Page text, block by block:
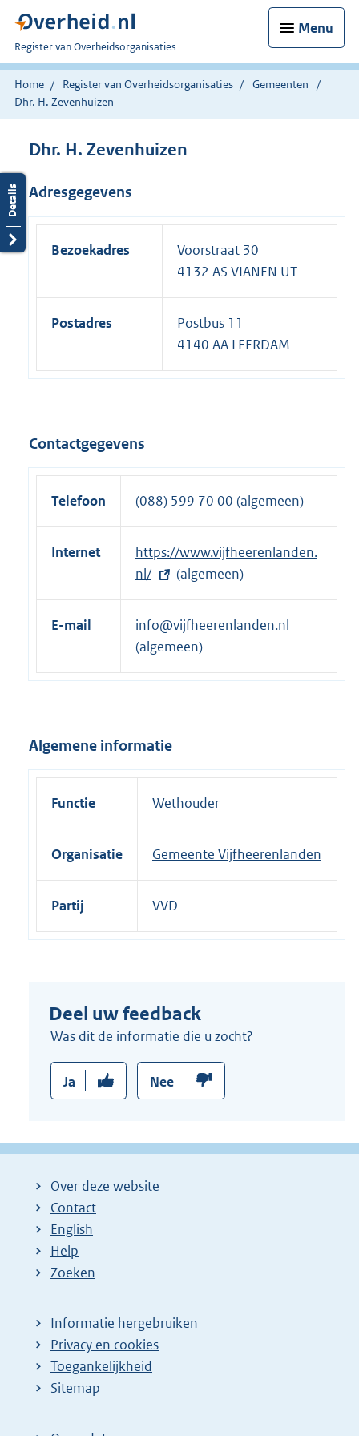
Menu
U
bent
nu
hier:
Register van Overheidsorganisaties
Home Register van Overheidsorganisaties
Gemeenten
Dhr. H. Zevenhuizen
Dhr. H. Zevenhuizen
Adresgegevens
Bezoekadres
Voorstraat 30
4132 AS VIANEN UT
Postadres
Postbus 11
4140 AA LEERDAM
Contactgegevens
Telefoon (088) 599 70 00 (algemeen)
Internet
E
x
t
e
r
e
n
k
https://www.vijfheerenlanden.
nl/
(algemeen)
E-mail
info@vijfheerenlanden.nl
(algemeen)
Algemene informatie
Functie Wethouder
Organisatie Gemeente Vijfheerenlanden
Partij VVD
Deel uw feedback
Was dit de informatie die u zocht?
Ja Nee
Over deze website
Contact
English
Help
Zoeken
Informatie hergebruiken
Privacy en cookies
Toegankelijkheid
Sitemap